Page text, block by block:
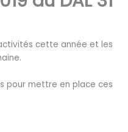
cette année et les
pour mettre en place ces